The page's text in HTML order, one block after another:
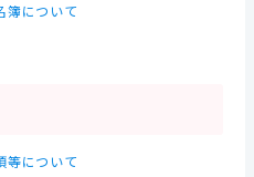
簿について
等について